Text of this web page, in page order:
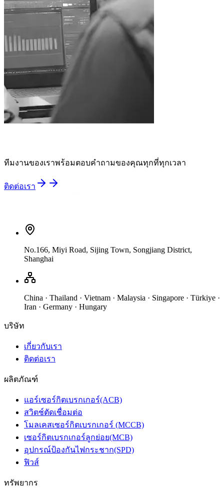
ทีมงานของเราพร้อมตอบคำถามของคุณทุกที่ทุกเวลา
ติดต่อเรา
No.166, Miyi Road, Sijing Town, Songjiang District,
Shanghai
China · Thailand · Vietnam · Malaysia · Singapore · Türkiye ·
Iran · Germany · Hungary
บริษัท
เกี่ยวกับเรา
ติดต่อเรา
ผลิตภัณฑ์
แอร์เซอร์กิตเบรกเกอร์(ACB)
สวิตช์ตัดเชื่อมต่อ
โมลเคสเซอร์กิตเบรกเกอร์ (MCCB)
เซอร์กิตเบรกเกอร์ลูกย่อย(MCB)
อุปกรณ์ป้องกันไฟกระชาก(SPD)
ฟิวส์
ทรัพยากร